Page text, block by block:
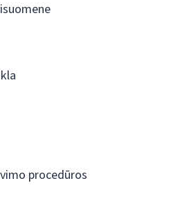
procedūros